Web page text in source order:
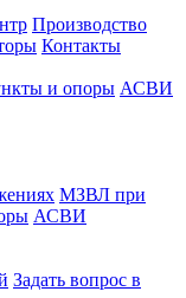
Производство
Контакты
и опоры АСВИ
МЗВЛ при
АСВИ
Задать вопрос в